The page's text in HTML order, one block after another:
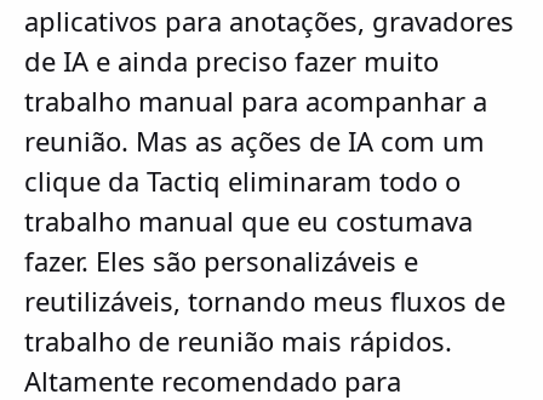
aplicativos para anotações, gravadores
de IA e ainda preciso fazer muito
trabalho manual para acompanhar a
reunião. Mas as ações de IA com um
clique da Tactiq eliminaram todo o
trabalho manual que eu costumava
fazer. Eles são personalizáveis e
reutilizáveis, tornando meus fluxos de
trabalho de reunião mais rápidos.
Altamente recomendado para